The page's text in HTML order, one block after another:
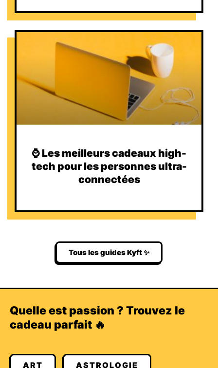
⌚️ Les meilleurs cadeaux high-
tech pour les personnes ultra-
connectées
Tous les guides Kyft ✨
Quelle est passion ? Trouvez le
cadeau parfait 🔥
ART ASTROLOGIE